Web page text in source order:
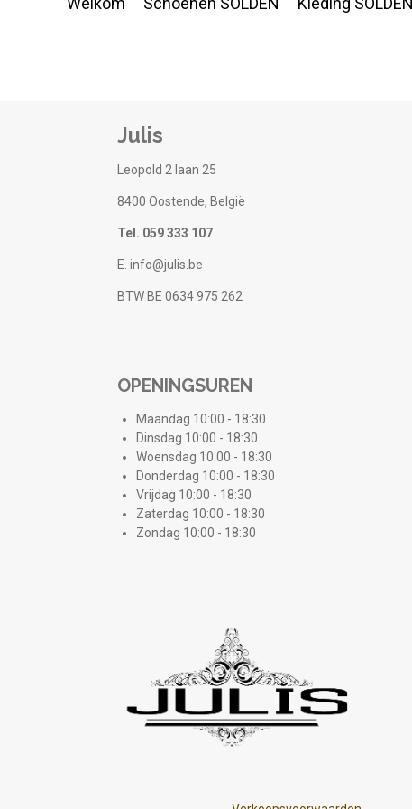
Julis
Leopold 2 laan 25
8400 Oostende, België
Tel. 059 333 107
E. info@julis.be
BTW BE 0634 975 262
OPENINGSUREN
Maandag 10:00 - 18:30
Dinsdag 10:00 - 18:30
Woensdag 10:00 - 18:30
Donderdag 10:00 - 18:30
Vrijdag 10:00 - 18:30
Zaterdag 10:00 - 18:30
Zondag 10:00 - 18:30